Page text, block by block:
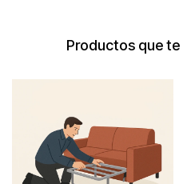
Productos que